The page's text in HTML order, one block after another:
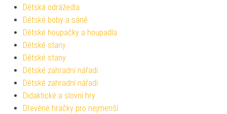
Dětská odrážedla
Dětské boby a sáně
Dětské houpačky a houpadla
Dětské stany
Dětské stany
Dětské zahradní nářadí
Dětské zahradní nářadí
Didaktické a slovní hry
Dřevěné hračky pro nejmenší